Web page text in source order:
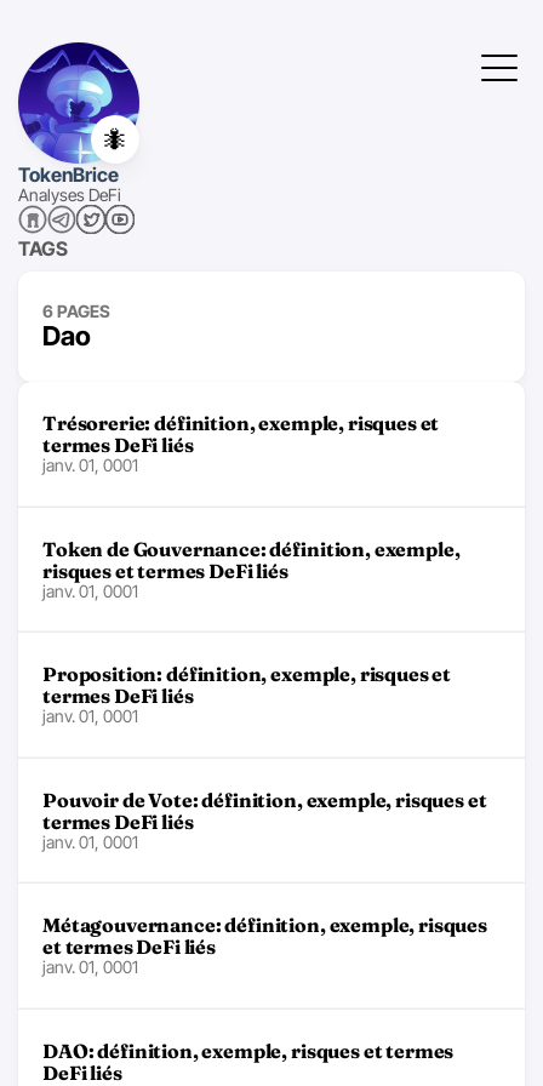
🐜
TokenBrice
Analyses DeFi
TAGS
6 PAGES
Dao
Trésorerie: définition, exemple, risques et
termes DeFi liés
janv. 01, 0001
Token de Gouvernance: définition, exemple,
risques et termes DeFi liés
janv. 01, 0001
Proposition: définition, exemple, risques et
termes DeFi liés
janv. 01, 0001
Pouvoir de Vote: définition, exemple, risques et
termes DeFi liés
janv. 01, 0001
Métagouvernance: définition, exemple, risques
et termes DeFi liés
janv. 01, 0001
DAO: définition, exemple, risques et termes
DeFi liés